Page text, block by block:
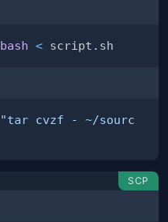
bash <
"tar cvzf - ~/sourc
SCP